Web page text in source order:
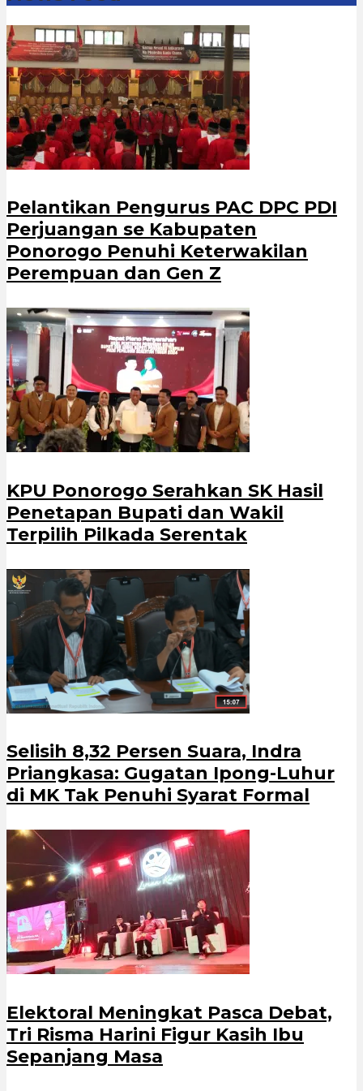
Pelantikan Pengurus PAC DPC PDI
Perjuangan se Kabupaten
Ponorogo Penuhi Keterwakilan
Perempuan dan Gen Z
KPU Ponorogo Serahkan SK Hasil
Penetapan Bupati dan Wakil
Terpilih Pilkada Serentak
Selisih 8,32 Persen Suara, Indra
Priangkasa: Gugatan Ipong-Luhur
di MK Tak Penuhi Syarat Formal
Elektoral Meningkat Pasca Debat,
Tri Risma Harini Figur Kasih Ibu
Sepanjang Masa